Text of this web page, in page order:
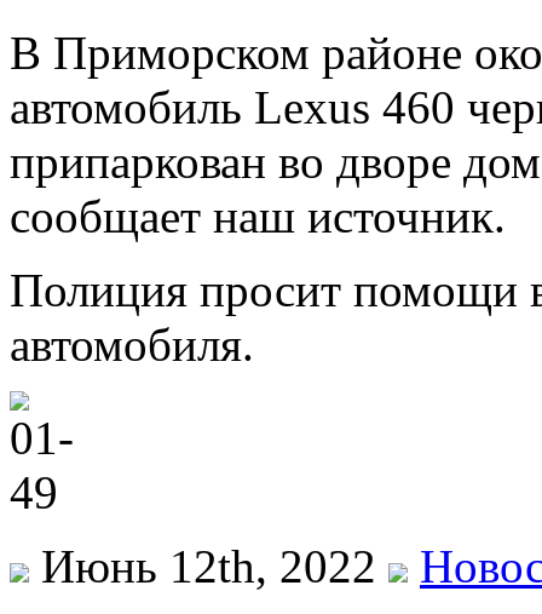
В Приморском районе
автомобиль Lexus 460
припаркован во дворе
сообщает наш источник.
Полиция просит помощи
автомобиля.
Июнь 12th, 2022